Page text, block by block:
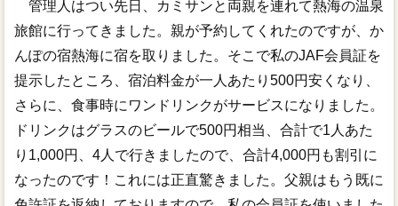
管理人はつい先日、カミサンと両親を連れて熱海の温泉
旅館に行ってきました。親が予約してくれたのですが、か
んぽの宿熱海に宿を取りました。そこで私のJAF会員証を
提示したところ、宿泊料金が一人あたり500円安くなり、
さらに、食事時にワンドリンクがサービスになりました。
ドリンクはグラスのビールで500円相当、合計で1人あた
り1,000円、4人で行きましたので、合計4,000円も割引に
なったのです！これには正直驚きました。父親はもう既に